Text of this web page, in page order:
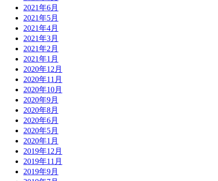
2021年6月
2021年5月
2021年4月
2021年3月
2021年2月
2021年1月
2020年12月
2020年11月
2020年10月
2020年9月
2020年8月
2020年6月
2020年5月
2020年1月
2019年12月
2019年11月
2019年9月